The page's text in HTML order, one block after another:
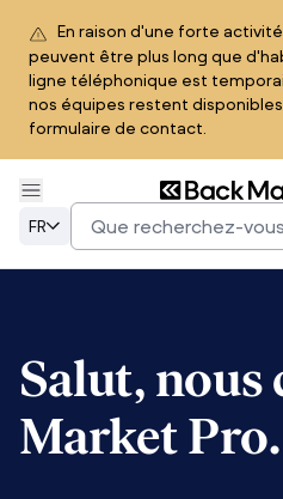
En raison d'une forte
peuvent être plus long que
ligne téléphonique est
nos équipes restent
formulaire de contact.
FR
Salut, nous
Market Pro.